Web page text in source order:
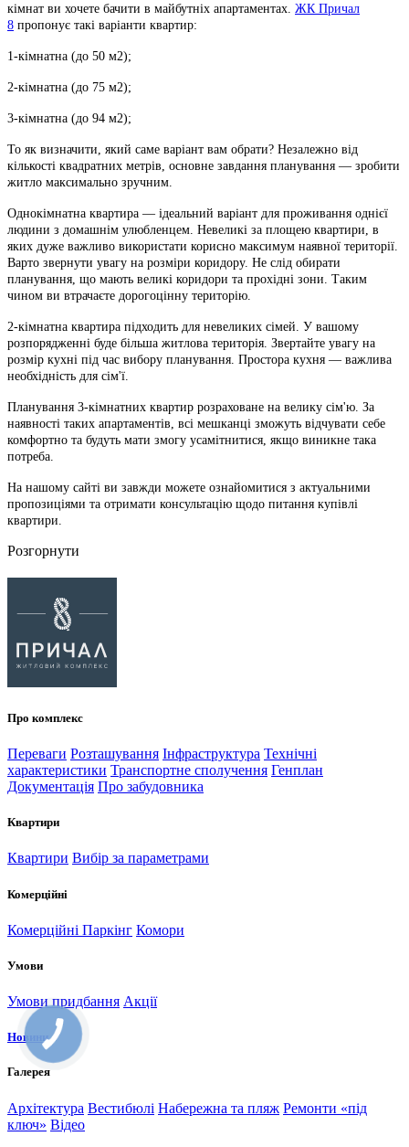
кімнат ви хочете бачити в майбутніх апартаментах. ЖК Причал
8 пропонує такі варіанти квартир:
1-кімнатна (до 50 м2);
2-кімнатна (до 75 м2);
3-кімнатна (до 94 м2);
То як визначити, який саме варіант вам обрати? Незалежно від
кількості квадратних метрів, основне завдання планування — зробити
житло максимально зручним.
Однокімнатна квартира — ідеальний варіант для проживання однієї
людини з домашнім улюбленцем. Невеликі за площею квартири, в
яких дуже важливо використати корисно максимум наявної території.
Варто звернути увагу на розміри коридору. Не слід обирати
планування, що мають великі коридори та прохідні зони. Таким
чином ви втрачаєте дорогоцінну територію.
2-кімнатна квартира підходить для невеликих сімей. У вашому
розпорядженні буде більша житлова територія. Звертайте увагу на
розмір кухні під час вибору планування. Простора кухня — важлива
необхідність для сім'ї.
Планування 3-кімнатних квартир розраховане на велику сім'ю. За
наявності таких апартаментів, всі мешканці зможуть відчувати себе
комфортно та будуть мати змогу усамітнитися, якщо виникне така
потреба.
На нашому сайті ви завжди можете ознайомитися з актуальними
пропозиціями та отримати консультацію щодо питання купівлі
квартири.
Розгорнути
Про комплекс
Переваги Розташування Інфраструктура Технічні
характеристики Транспортне сполучення Генплан
Документація Про забудовника
Квартири
Квартири Вибір за параметрами
Комерційні
Комерційні Паркінг Комори
Умови
Умови придбання Акції
Новини
Галерея
Архітектура Вестибюлі Набережна та пляж Ремонти «під
ключ» Відео